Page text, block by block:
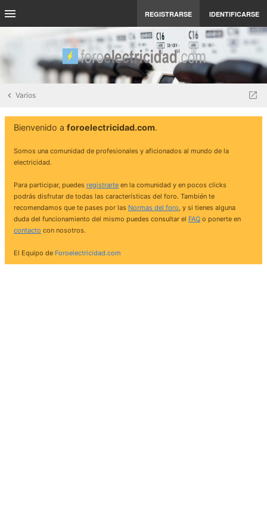
REGISTRARSE IDENTIFICARSE
Varios
Bienvenido a foroelectricidad.com.
Somos una comunidad de profesionales y aficionados al mundo de la
electricidad.
Para participar, puedes registrarte en la comunidad y en pocos clicks
podrás disfrutar de todas las características del foro. También te
recomendamos que te pases por las Normas del foro, y si tienes alguna
duda del funcionamiento del mismo puedes consultar el FAQ o ponerte en
contacto con nosotros.
El Equipo de Foroelectricidad.com